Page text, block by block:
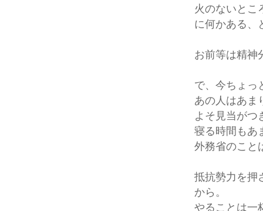
火のないとこ
に何かある、
お前等は精神
で、今ちょっ
あの人はあま
よそ見当がつ
寝る時間もあ
外務省のこと
抵抗勢力を押
から。
やることは一